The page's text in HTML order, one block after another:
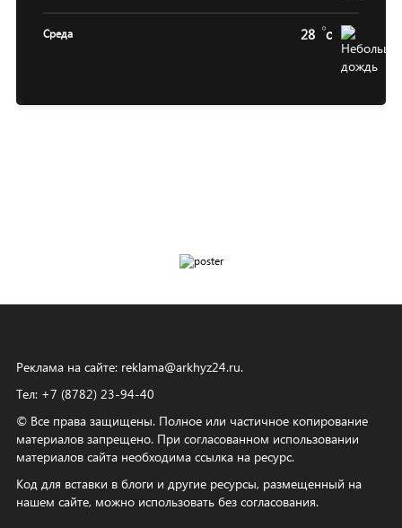
Среда 28 c
Реклама на сайте: reklama@arkhyz24.ru.
Тел: +7 (8782) 23‑94‑40
© Все права защищены. Полное или частичное копирование
материалов запрещено. При согласованном использовании
материалов сайта необходима ссылка на ресурс.
Код для вставки в блоги и другие ресурсы, размещенный на
нашем сайте, можно использовать без согласования.